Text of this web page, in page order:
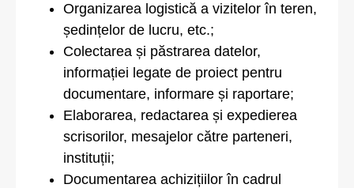
Organizarea logistică a vizitelor în teren,
ședințelor de lucru, etc.;
Colectarea și păstrarea datelor,
informației legate de proiect pentru
documentare, informare și raportare;
Elaborarea, redactarea și expedierea
scrisorilor, mesajelor către parteneri,
instituții;
Documentarea achizițiilor în cadrul